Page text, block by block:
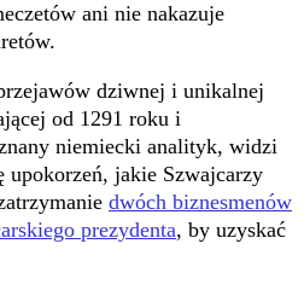
ani nie nakazuje
dziwnej i unikalnej
od 1291 roku i
niemiecki analityk, widzi
upokorzeń, jakie Szwajcarzy
dwóch biznesmenów
prezydenta, by uzyskać